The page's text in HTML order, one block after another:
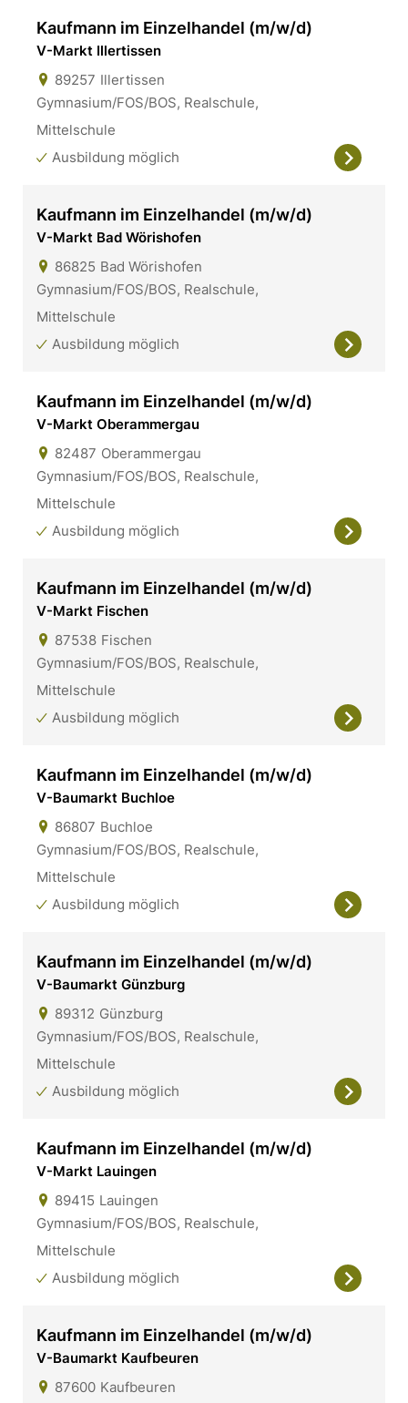
Kaufmann im Einzelhandel (m/w/d)
V-Markt Illertissen
89257 Illertissen
Gymnasium/FOS/BOS, Realschule,
Mittelschule
Ausbildung möglich
Kaufmann im Einzelhandel (m/w/d)
V-Markt Bad Wörishofen
86825 Bad Wörishofen
Gymnasium/FOS/BOS, Realschule,
Mittelschule
Ausbildung möglich
Kaufmann im Einzelhandel (m/w/d)
V-Markt Oberammergau
82487 Oberammergau
Gymnasium/FOS/BOS, Realschule,
Mittelschule
Ausbildung möglich
Kaufmann im Einzelhandel (m/w/d)
V-Markt Fischen
87538 Fischen
Gymnasium/FOS/BOS, Realschule,
Mittelschule
Ausbildung möglich
Kaufmann im Einzelhandel (m/w/d)
V-Baumarkt Buchloe
86807 Buchloe
Gymnasium/FOS/BOS, Realschule,
Mittelschule
Ausbildung möglich
Kaufmann im Einzelhandel (m/w/d)
V-Baumarkt Günzburg
89312 Günzburg
Gymnasium/FOS/BOS, Realschule,
Mittelschule
Ausbildung möglich
Kaufmann im Einzelhandel (m/w/d)
V-Markt Lauingen
89415 Lauingen
Gymnasium/FOS/BOS, Realschule,
Mittelschule
Ausbildung möglich
Kaufmann im Einzelhandel (m/w/d)
V-Baumarkt Kaufbeuren
87600 Kaufbeuren